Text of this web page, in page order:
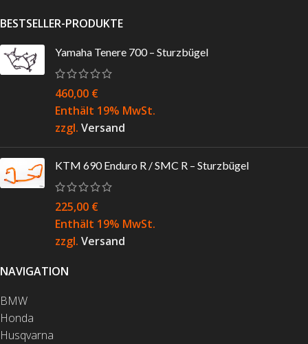
BESTSELLER-PRODUKTE
Yamaha Tenere 700 – Sturzbügel
460,00 €
Enthält 19% MwSt.
zzgl. Versand
KTM 690 Enduro R / SMC R – Sturzbügel
225,00 €
Enthält 19% MwSt.
zzgl. Versand
NAVIGATION
BMW
Honda
Husqvarna